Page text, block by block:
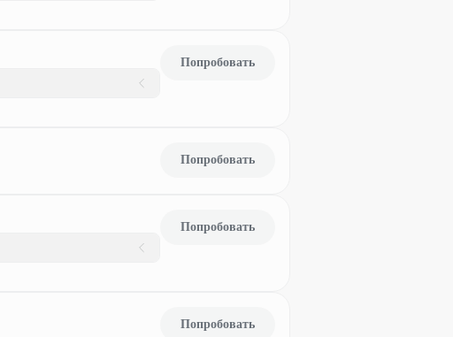
Попробовать
Попробовать
Попробовать
Попробовать